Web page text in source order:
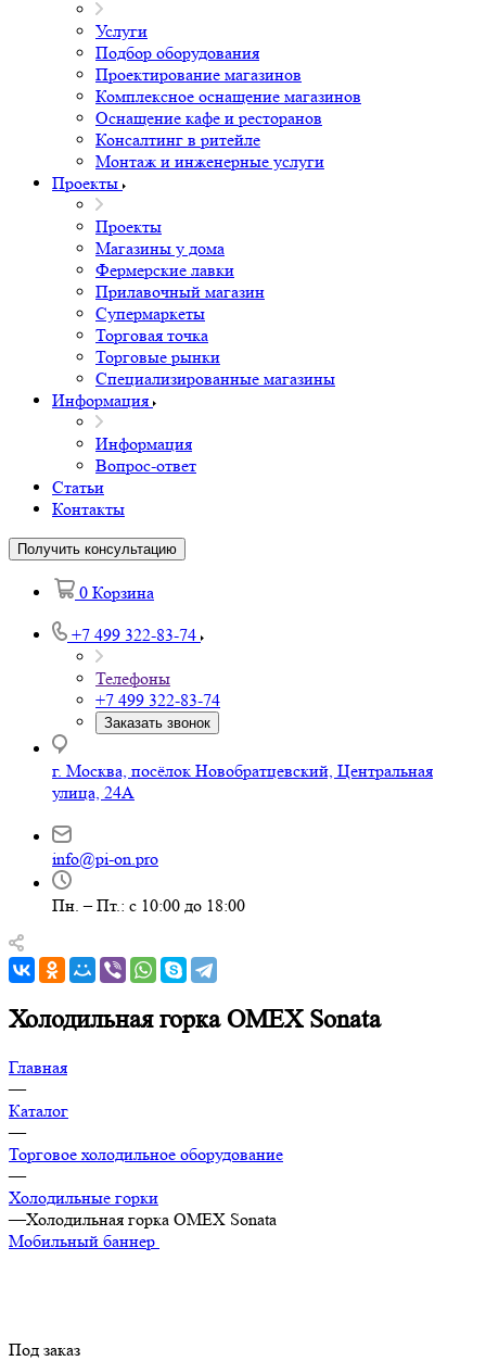
Услуги
Подбор оборудования
Проектирование магазинов
Комплексное оснащение магазинов
Оснащение кафе и ресторанов
Консалтинг в ритейле
Монтаж и инженерные услуги
Проекты
Проекты
Магазины у дома
Фермерские лавки
Прилавочный магазин
Супермаркеты
Торговая точка
Торговые рынки
Специализированные магазины
Информация
Информация
Вопрос-ответ
Статьи
Контакты
Получить консультацию
0 Корзина
+7 499 322-83-74
Телефоны
+7 499 322-83-74
Заказать звонок
г. Москва, посёлок Новобратцевский, Центральная
улица, 24А
info@pi-on.pro
Пн. – Пт.: с 10:00 до 18:00
Холодильная горка OMEX Sonata
Главная
—
Каталог
—
Торговое холодильное оборудование
—
Холодильные горки
—Холодильная горка OMEX Sonata
Мобильный баннер
Под заказ